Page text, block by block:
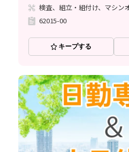
検査、組立・組付け、マシン
62015-00
キープする